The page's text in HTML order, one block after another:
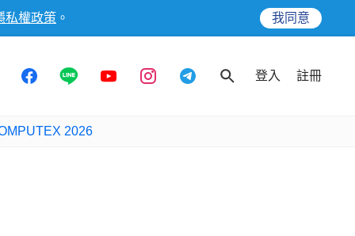
私權政策 。 我同意
登入 註冊
2026